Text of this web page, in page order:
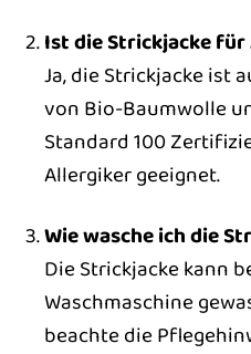
Ist die Strickjacke
Ja, die Strickjacke ist
von Bio-Baumwolle
Standard 100
Allergiker geeignet.
Wie wasche ich die
Die Strickjacke kann
Waschmaschine
beachte die